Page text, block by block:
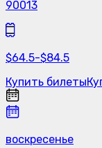
90013
$64.5-$84.5
Купить билеты
воскресенье